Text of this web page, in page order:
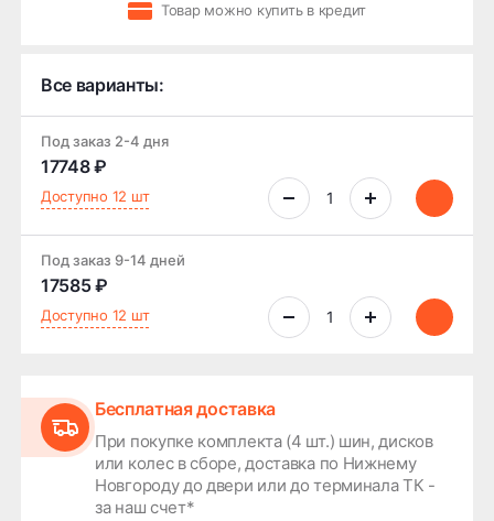
Товар можно купить в кредит
Все варианты:
Под заказ 2-4 дня
17748 ₽
Доступно 12 шт
Под заказ 9-14 дней
17585 ₽
Доступно 12 шт
Бесплатная доставка
При покупке комплекта (4 шт.) шин, дисков
или колес в сборе, доставка по Нижнему
Новгороду до двери или до терминала ТК -
за наш счет*